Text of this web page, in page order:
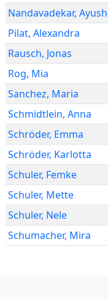
Nandavadekar, Ayush
Pilat, Alexandra
Rausch, Jonas
Rog, Mia
Sanchez, Maria
Schmidtlein, Anna
Schröder, Emma
Schröder, Karlotta
Schuler, Femke
Schuler, Mette
Schuler, Nele
Schumacher, Mira